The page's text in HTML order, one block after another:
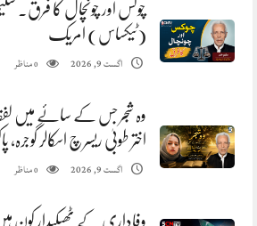
چوکس اور چونچال کا فرق.
(ٹیکساس) امریک
اگست 9, 2026 0مناظر
وہ شجر جس کے سائے میں لفظ
اختر طوبیٰ ریسرچ اسکالر گوجرہ،
اگست 9, 2026 0مناظر
وفاداری کے ٹھیکیدار کون